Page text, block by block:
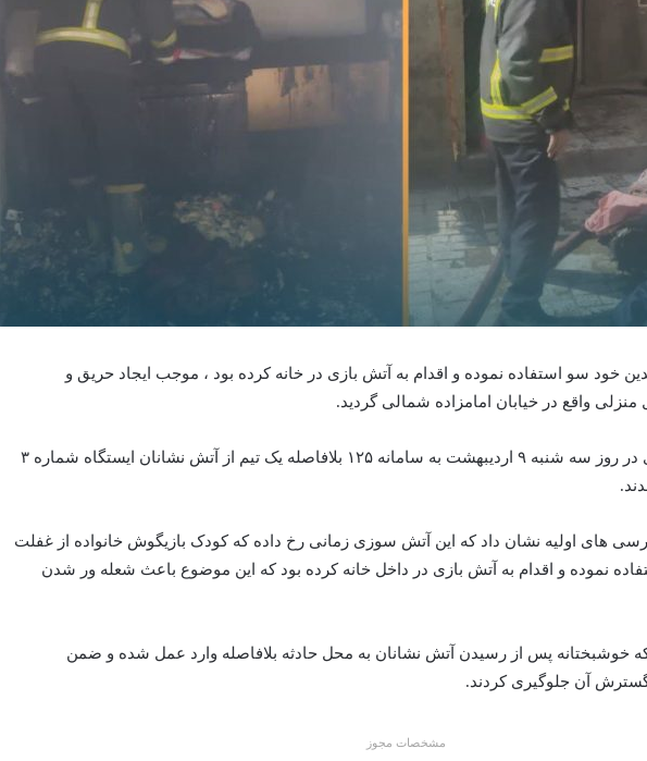
خود سو استفاده نموده و اقدام به آتش بازی در خانه کرده بود ، موجب ایجاد حریق و
واقع در خیابان امامزاده شمالی گردید.
با اعلام این آتش سوزی در روز سه شنبه ۹ اردیبهشت به سامانه ۱۲۵ بلافاصله یک تیم از آتش نشانان ایستگاه شماره ۳
های اولیه نشان داد که این آتش سوزی زمانی رخ داده که کودک بازیگوش خانواده از غفلت
نموده و اقدام به آتش بازی در داخل خانه کرده بود که این موضوع باعث شعله ور شدن
خوشبختانه پس از رسیدن آتش نشانان به محل حادثه بلافاصله وارد عمل شده و ضمن
آن جلوگیری کردند.
مشخصات مجوز